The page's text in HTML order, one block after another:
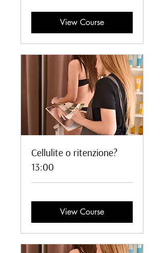
View Course
Cellulite o ritenzione?
13:00
View Course